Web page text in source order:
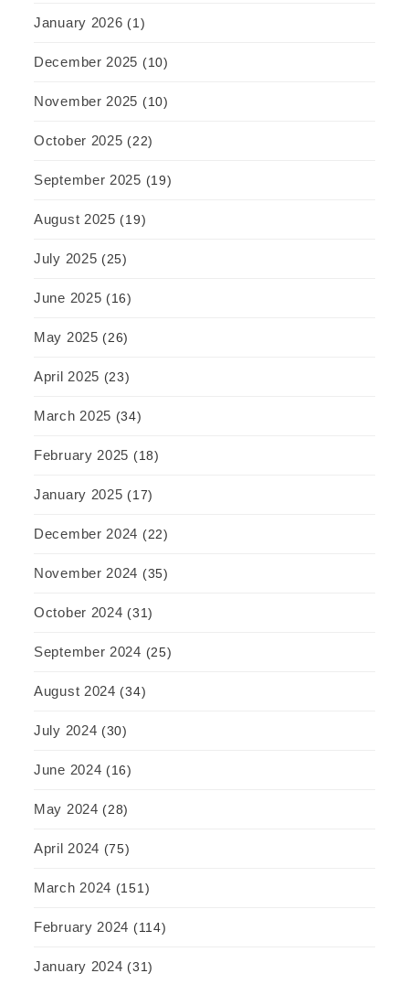
January 2026 (1)
December 2025 (10)
November 2025 (10)
October 2025 (22)
September 2025 (19)
August 2025 (19)
July 2025 (25)
June 2025 (16)
May 2025 (26)
April 2025 (23)
March 2025 (34)
February 2025 (18)
January 2025 (17)
December 2024 (22)
November 2024 (35)
October 2024 (31)
September 2024 (25)
August 2024 (34)
July 2024 (30)
June 2024 (16)
May 2024 (28)
April 2024 (75)
March 2024 (151)
February 2024 (114)
January 2024 (31)